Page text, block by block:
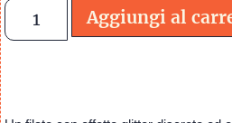
Aggiungi al